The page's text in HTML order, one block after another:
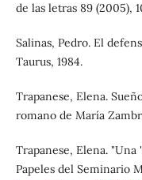
de las letras 89 (2005),
Salinas, Pedro. El
Taurus, 1984.
Trapanese, Elena.
romano de María
Trapanese, Elena. "Una
Papeles del Seminario